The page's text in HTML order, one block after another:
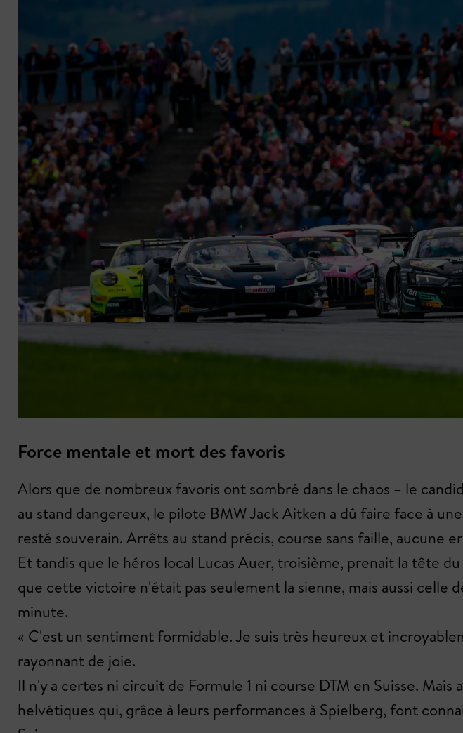
Force mentale et mort des favoris
Alors que de nombreux favoris ont sombré dans le chaos – le
au stand dangereux, le pilote BMW Jack Aitken a dû faire face à
resté souverain. Arrêts au stand précis, course sans faille, aucune
Et tandis que le héros local Lucas Auer, troisième, prenait la tête
que cette victoire n'était pas seulement la sienne, mais aussi celle
minute.
« C'est un sentiment formidable. Je suis très heureux et
rayonnant de joie.
Il n'y a certes ni circuit de Formule 1 ni course DTM en Suisse.
helvétiques qui, grâce à leurs performances à Spielberg, font